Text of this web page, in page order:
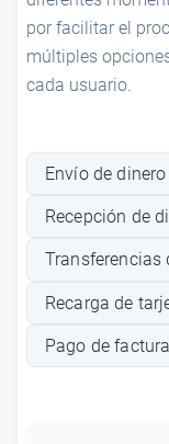
por facilitar el
múltiples
cada usuario.
Envío de
Recepción de
Transferencias
Recarga de
Pago de